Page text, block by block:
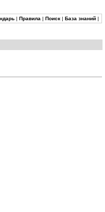
| Правила | Поиск | База знаний |